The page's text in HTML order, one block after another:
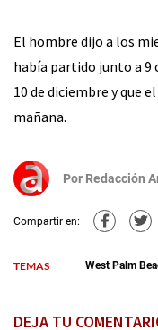
El hombre dijo a los
había partido junto a 9
10 de diciembre y que
mañana.
Por Redacción
Compartir en:
TEMAS West Palm
DEJA TU